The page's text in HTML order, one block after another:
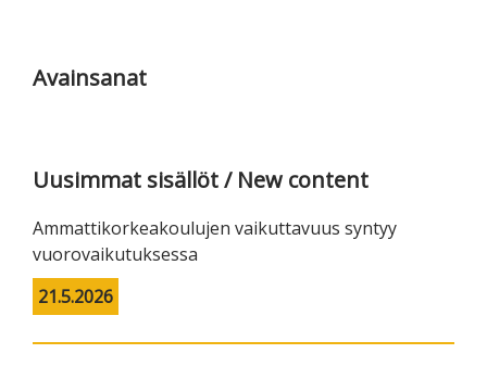
Avainsanat
Uusimmat sisällöt / New content
Ammattikorkeakoulujen vaikuttavuus syntyy
vuorovaikutuksessa
21.5.2026